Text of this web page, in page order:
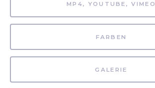
MP4, YOUTUBE, VIMEO
FARBEN
GALERIE